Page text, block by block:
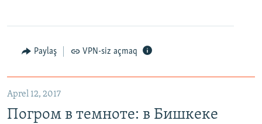
Paylaş VPN-siz açmaq
Aprel 12, 2017
Погром в темноте: в Бишкеке